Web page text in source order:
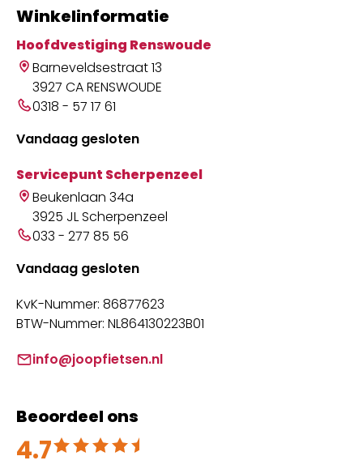
Winkelinformatie
Hoofdvestiging Renswoude
Barneveldsestraat 13
3927 CA RENSWOUDE
0318 - 57 17 61
Vandaag gesloten
Servicepunt Scherpenzeel
Beukenlaan 34a
3925 JL Scherpenzeel
033 - 277 85 56
Vandaag gesloten
KvK-Nummer: 86877623
BTW-Nummer: NL864130223B01
info@joopfietsen.nl
Beoordeel ons
4.7
Beoordeeld met 4.7 uit 5